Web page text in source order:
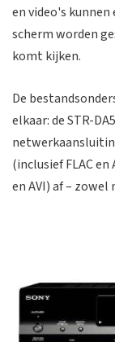
en video's
scherm worden
komt kijken.
De
elkaar: de STR-
(inclusief FLAC
en AVI) af –